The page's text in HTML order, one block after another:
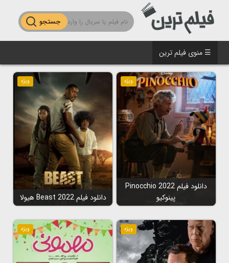
جستجو
☰ منوی فیلم ترین
ویژه
دانلود فیلم Pinocchio 2022
پینوکیو
ویژه
دانلود فیلم Beast 2022 هیولا
ویژه ویژه